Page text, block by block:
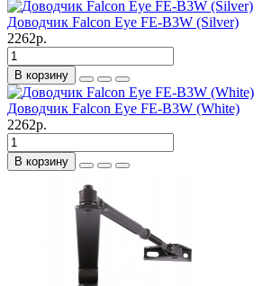
Доводчик Falcon Eye FE-B3W (Silver)
2262р.
В корзину
Доводчик Falcon Eye FE-B3W (White)
2262р.
В корзину